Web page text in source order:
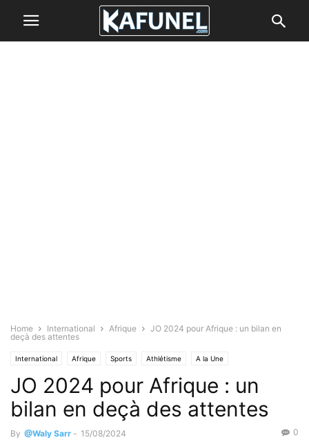
Home International Afrique
JO 2024 pour Afrique : un bilan en
deçà des attentes
International Afrique Sports Athlétisme A la Une
En live sur Kafunel Rétro de la rédaction
JO 2024 pour Afrique : un
bilan en deçà des attentes
By @Waly Sarr - 15/08/2024 0